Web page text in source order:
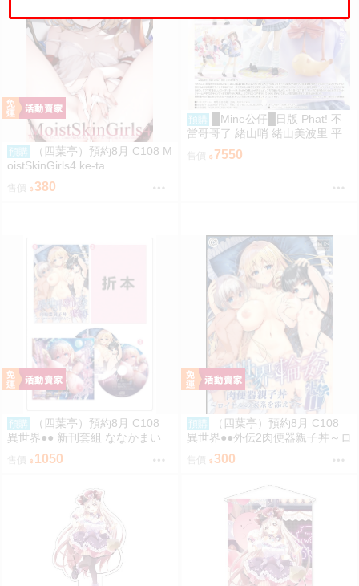
預購
（四葉亭）預約8月 C108 M
oistSkinGirls4 ke-ta
售價 380
預購
█Mine公仔█日版 Phat! 不
當哥哥了 緒山哨 緒山美波里 平
成辣妹 1/6 PVC D9283
售價 7550
預購
（四葉亭）預約8月 C108
異世界●● 新刊套組 ななかまい
1050
預購
（四葉亭）預約8月 C108
異世界●●外伝2肉便器親子丼～ロ
イヤルの家系を添えて～ ななか
まい
300